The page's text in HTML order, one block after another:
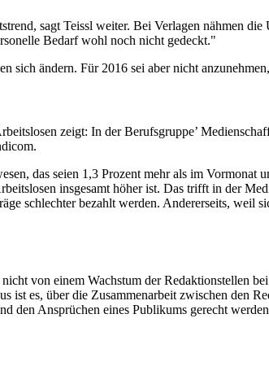
sagt Teissl weiter. Bei Verlagen nähmen
Bedarf wohl noch nicht gedeckt."
ändern. Für 2016 sei aber nicht
zeigt: In der Berufsgruppe’
das seien 1,3 Prozent mehr als im
insgesamt höher ist. Das trifft in der
schlechter bezahlt werden. Andererseits,
von einem Wachstum der Redaktionstellen
es, über die Zusammenarbeit zwischen den
den Ansprüchen eines Publikums gerecht